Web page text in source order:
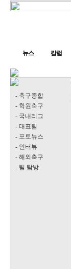
뉴스 칼럼
- 축구종합
- 학원축구
- 국내리그
- 대표팀
- 포토뉴스
- 인터뷰
- 해외축구
- 팀 탐방